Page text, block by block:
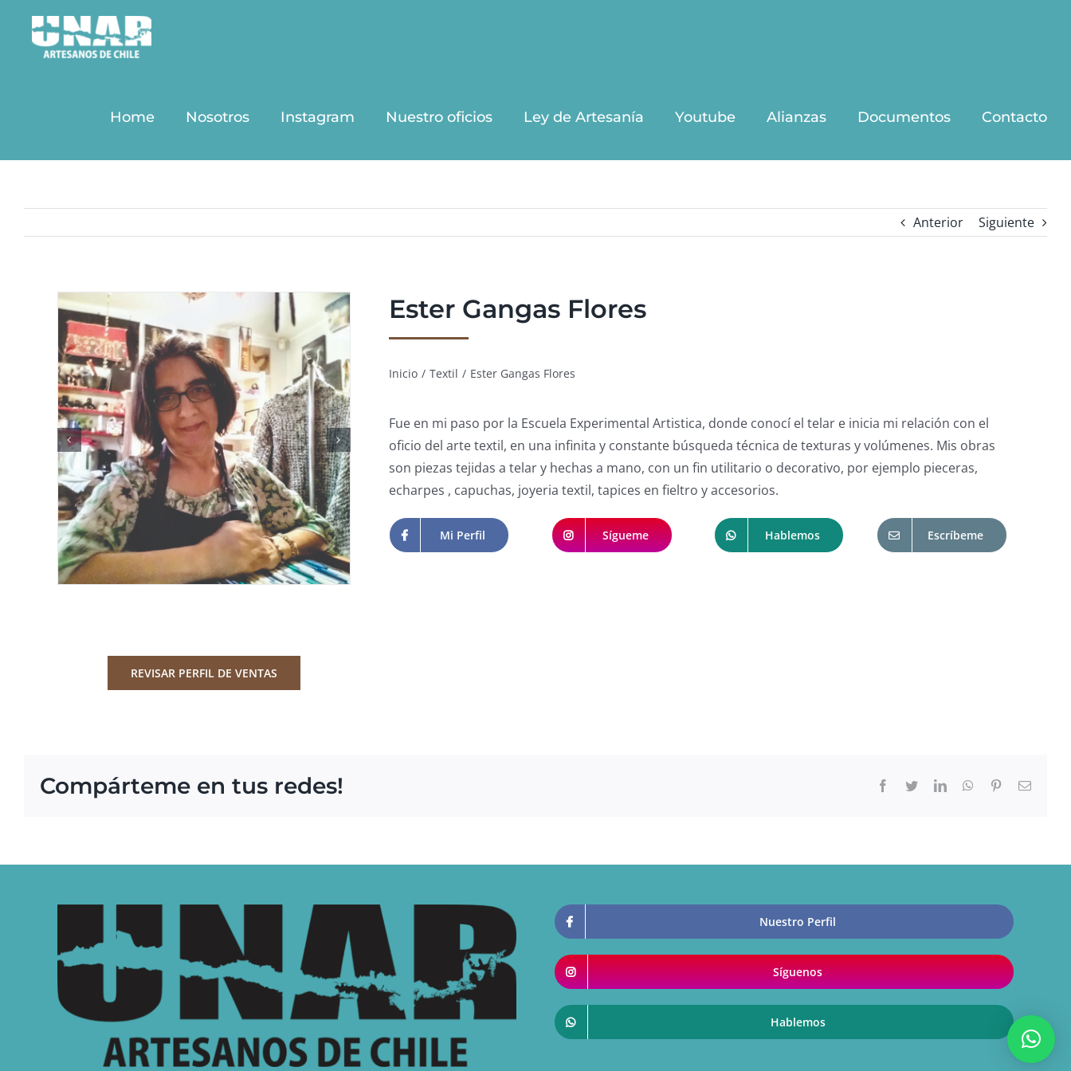
contenido
Home Nosotros Instagram Nuestro oficios Ley de Artesanía Youtube Alianzas Documentos Contacto
Anterior Siguiente
REVISAR PERFIL DE VENTAS
Ester Gangas Flores
Inicio / Textil / Ester Gangas Flores
Fue en mi paso por la Escuela Experimental Artistica, donde conocí el telar e inicia mi relación con el
oficio del arte textil, en una infinita y constante búsqueda técnica de texturas y volúmenes. Mis obras
son piezas tejidas a telar y hechas a mano, con un fin utilitario o decorativo, por ejemplo pieceras,
echarpes , capuchas, joyeria textil, tapices en fieltro y accesorios.
Mi Perfil Sígueme Hablemos Escríbeme
Compárteme en tus redes! Facebook
TwitterLinkedInWhatsApp
PinterestCorreo
Nuestro Perfil
Síguenos
Hablemos